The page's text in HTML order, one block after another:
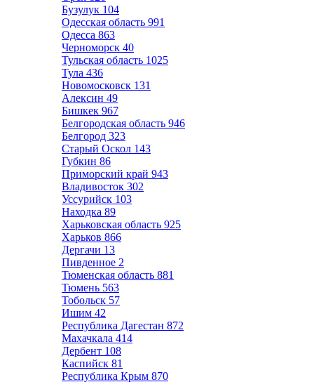
Бузулук 104
Одесская область 991
Одесса 863
Черноморск 40
Тульская область 1025
Тула 436
Новомосковск 131
Алексин 49
Бишкек 967
Белгородская область 946
Белгород 323
Старый Оскол 143
Губкин 86
Приморский край 943
Владивосток 302
Уссурийск 103
Находка 89
Харьковская область 925
Харьков 866
Дергачи 13
Пивденное 2
Тюменская область 881
Тюмень 563
Тобольск 57
Ишим 42
Республика Дагестан 872
Махачкала 414
Дербент 108
Каспийск 81
Республика Крым 870